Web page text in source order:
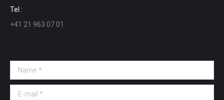
window
Tel :
+41 21 963 07 01
Name *
E-mail *